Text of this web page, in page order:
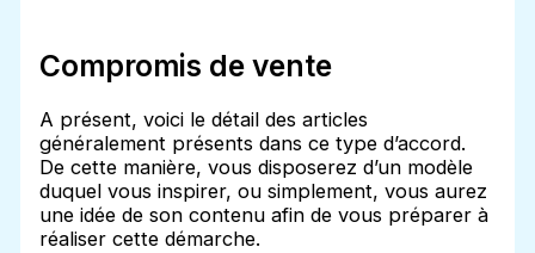
Compromis de vente
A présent, voici le détail des articles
généralement présents dans ce type d’accord.
De cette manière, vous disposerez d’un modèle
duquel vous inspirer, ou simplement, vous aurez
une idée de son contenu afin de vous préparer à
réaliser cette démarche.